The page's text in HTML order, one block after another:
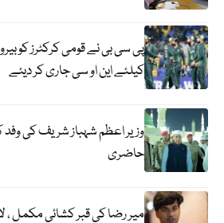
پی سی بی نے قومی کرکٹرز کو
کیلئے این او سی جاری کر دیئے
وزیر اعظم شہباز شریف کی
حاضری
میر رضا کی قبر کشائی مکمل